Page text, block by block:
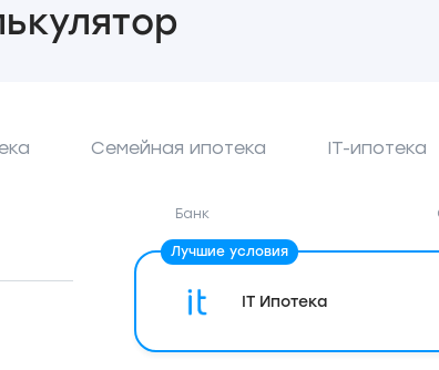
Семейная ипотека IT-ипотека
Банк
IT Ипотека